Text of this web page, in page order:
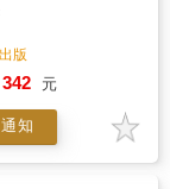
版
342 元
知